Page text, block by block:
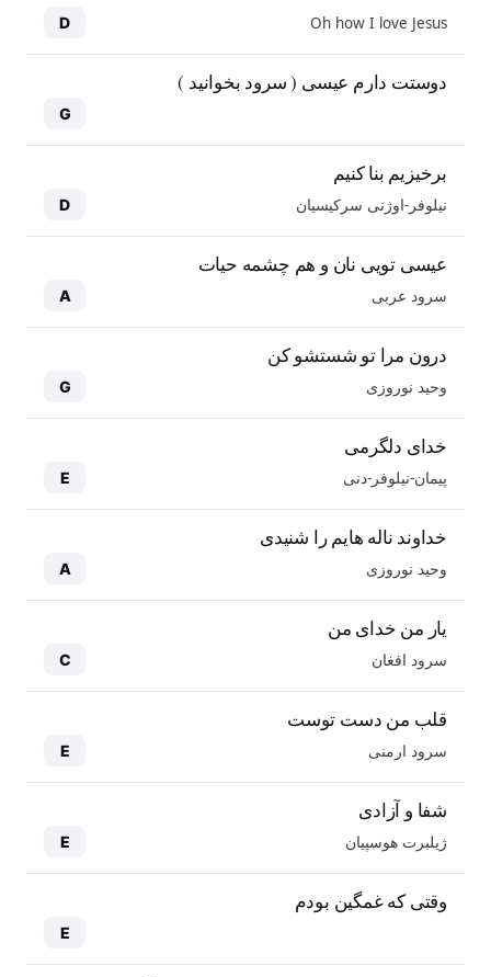
Oh how I love Jesus
D
دوستت دارم عیسی ( سرود بخوانید )
G
برخیزیم بنا کنیم
نیلوفر-اوژنی سرکیسیان D
عیسی تویی نان و هم چشمه حیات
سرود عربی A
درون مرا تو شستشو کن
وحید نوروزی G
خدای دلگرمی
پیمان-نیلوفر-دنی E
خداوند ناله هایم را شنیدی
وحید نوروزی A
یار من خدای من
سرود افغان C
قلب من دست توست
سرود ارمنی E
شفا و آزادی
ژیلبرت هوسپیان E
وقتی که غمگین بودم
E